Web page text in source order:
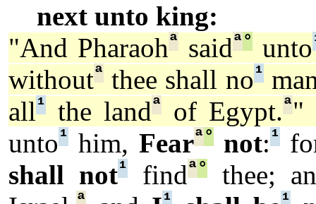
next unto king:
"And Pharaohª saidª°unto
withoutª thee shall no¹
all¹ the landª of Egypt.ª"
unto¹ him, Fearª°not: ¹
shall not¹ findª°
thee;
ª ¹ ¹